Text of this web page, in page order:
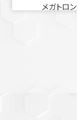
メガトロン